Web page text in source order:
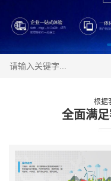
根据
全面满